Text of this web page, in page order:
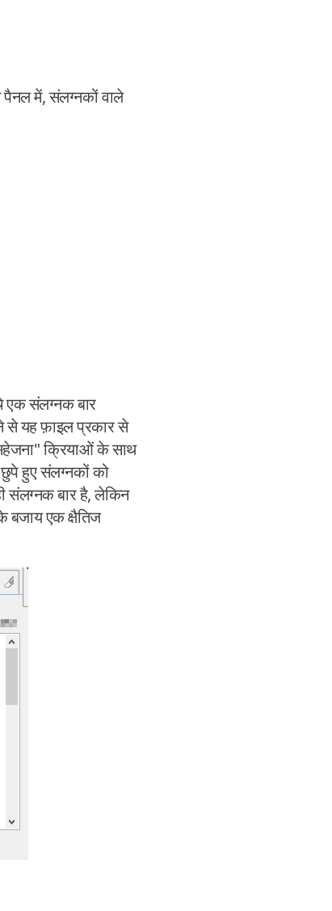
में, संलग्नकों वाले
एक संलग्नक बार
से यह फ़ाइल प्रकार से
क्रियाओं के साथ
हुए संलग्नकों को
संलग्नक बार है, लेकिन
एक क्षैतिज